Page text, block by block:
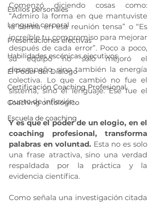
Estilos personales
Lenguaje corporal
Presentaciones efectivas
Habilidades escénicas ejecutivos
El Poder del Diálogo
Certificación Coaching Profesional
Coaching ontológico
Escuela de coaching
Comenzó diciendo cosas como:
“Admiro la forma en que mantuviste
la calma en esa reunión tensa” o “Es
increíble tu compromiso para mejorar
después de cada error”. Poco a poco,
su equipo no solo mejoró el
desempeño, sino también la energía
colectiva. Lo que cambió no fue el
sistema, sino el lenguaje. Ese fue el
punto de inflexión.
Y es que el poder de un elogio, en el
coaching profesional, transforma
palabras en voluntad. Esta no es solo
una frase atractiva, sino una verdad
respaldada por la práctica y la
evidencia científica.
Como señala una investigación citada